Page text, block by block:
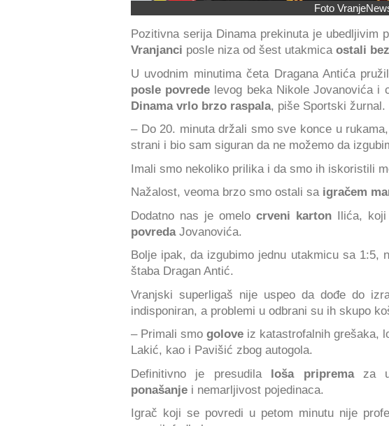
Foto
Pozitivna serija Dinama prekinuta je ubedljivim
Vranjanci posle niza od šest utakmica ostali
U uvodnim minutima četa Dragana Antića
posle povrede levog beka Nikole Jovanovića i
Dinama vrlo brzo raspala, piše Sportski žurnal.
– Do 20. minuta držali smo sve konce u
strani i bio sam siguran da ne možemo da
Imali smo nekoliko prilika i da smo ih iskoristili
Nažalost, veoma brzo smo ostali sa igračem
Dodatno nas je omelocrveni karton Ilića,
povreda Jovanovića.
Bolje ipak, da izgubimo jednu utakmicu sa 1:5,
štaba Dragan Antić.
Vranjski superligaš nije uspeo da dođe do
indisponiran, a problemi u odbrani su ih skupo
– Primali smogolove iz katastrofalnih grešaka,
Lakić, kao i Pavišić zbog autogola.
Definitivno je presudilaloša pripremaza
ponašanje i nemarljivost pojedinaca.
Igrač koji se povredi u petom minutu nije